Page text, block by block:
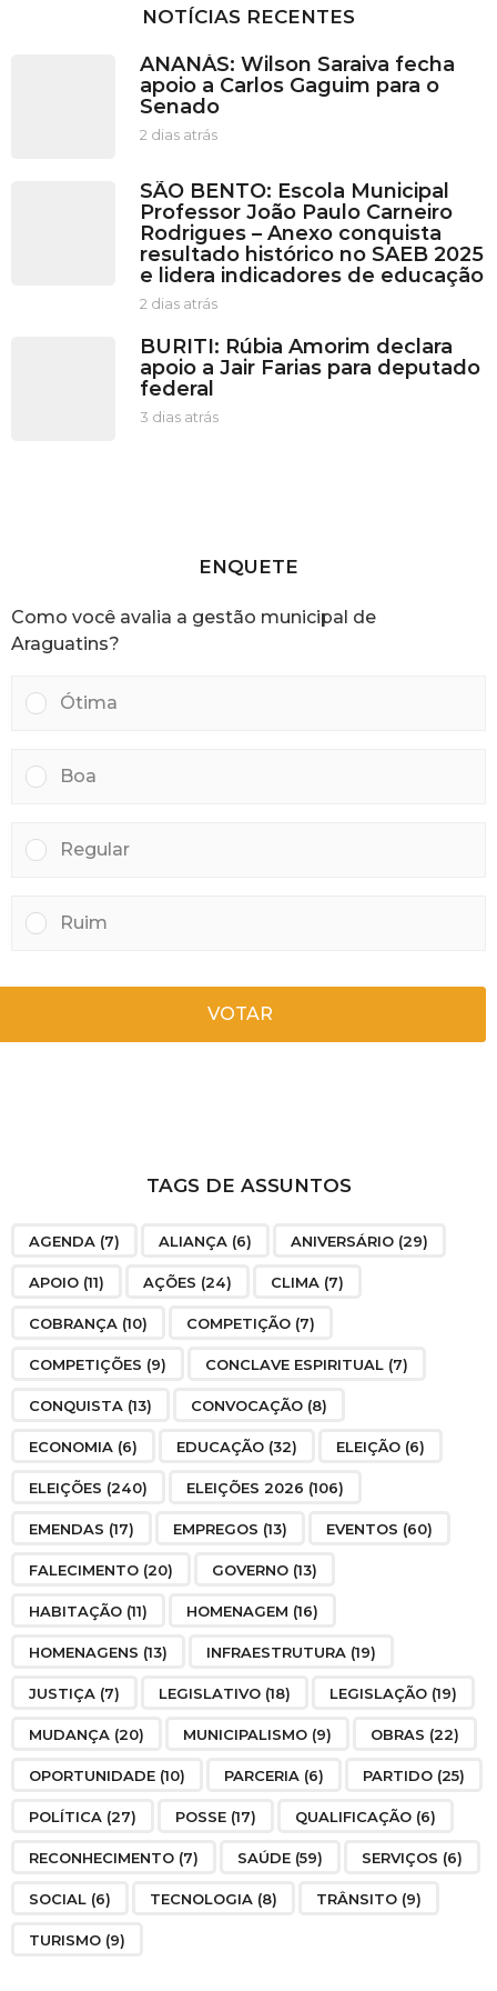
NOTÍCIAS RECENTES
ANANÁS: Wilson Saraiva fecha
apoio a Carlos Gaguim para o
Senado
2 dias atrás2
a
s
a
t
r
á
SÃO BENTO: Escola Municipal
Professor João Paulo Carneiro
Rodrigues – Anexo conquista
resultado histórico no SAEB 2025
e lidera indicadores de educação
2 dias atrás2
i
a
BURITI: Rúbia Amorim declara
apoio a Jair Farias para deputado
federal
3 dias atrás3
r
ENQUETE
Como você avalia a gestão municipal de
Araguatins?
Ótima
Boa
Regular
Ruim
VOTAR
TAGS DE ASSUNTOS
AGENDA (7) ALIANÇA (6) ANIVERSÁRIO (29)
APOIO (11) AÇÕES (24) CLIMA (7)
COBRANÇA (10) COMPETIÇÃO (7)
COMPETIÇÕES (9) CONCLAVE ESPIRITUAL (7)
CONQUISTA (13) CONVOCAÇÃO (8)
ECONOMIA (6) EDUCAÇÃO (32) ELEIÇÃO (6)
ELEIÇÕES (240) ELEIÇÕES 2026 (106)
EMENDAS (17) EMPREGOS (13) EVENTOS (60)
FALECIMENTO (20) GOVERNO (13)
HABITAÇÃO (11) HOMENAGEM (16)
HOMENAGENS (13) INFRAESTRUTURA (19)
JUSTIÇA (7) LEGISLATIVO (18) LEGISLAÇÃO (19)
MUDANÇA (20) MUNICIPALISMO (9) OBRAS (22)
OPORTUNIDADE (10) PARCERIA (6) PARTIDO (25)
POLÍTICA (27) POSSE (17) QUALIFICAÇÃO (6)
RECONHECIMENTO (7) SAÚDE (59) SERVIÇOS (6)
SOCIAL (6) TECNOLOGIA (8) TRÂNSITO (9)
TURISMO (9)